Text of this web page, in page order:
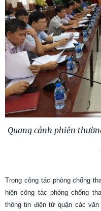
Quang cảnh phiên
Trong công tác phòng chống
hiện công tác phòng chống
thông tin điện tử quận các